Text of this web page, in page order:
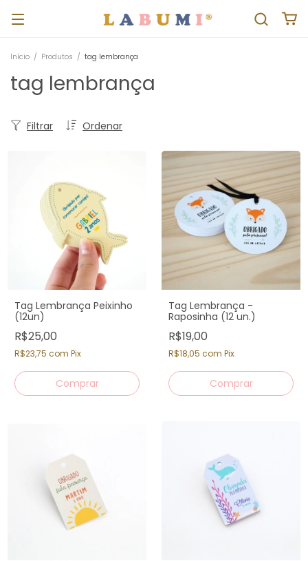
Início / Produtos / tag lembrança
tag lembrança
Ordenar
Filtrar
Tag Lembrança Peixinho
(12un)
R$25,00
R$23,75 com Pix
Tag Lembrança -
Raposinha (12 un.)
R$19,00
R$18,05 com Pix